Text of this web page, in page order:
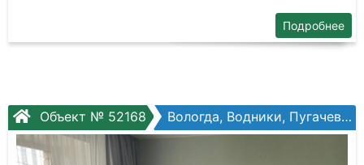
Подробнее
Объект № 52168 Вологда, Водники, Пугачева ул, №32